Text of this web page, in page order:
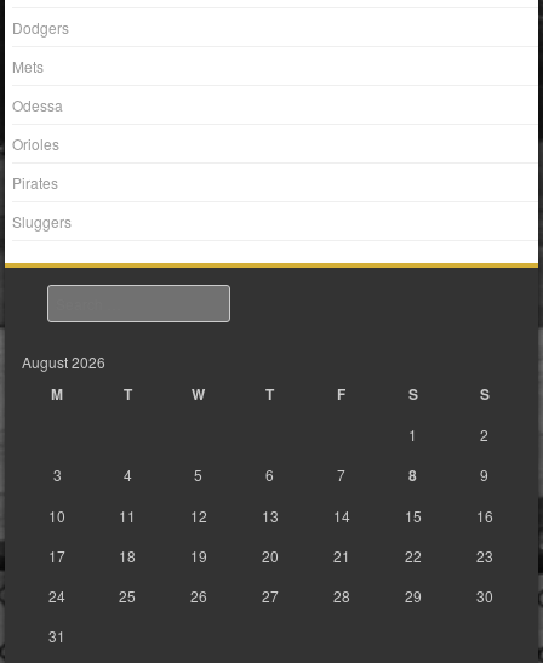
Dodgers
Mets
Odessa
Orioles
Pirates
Sluggers
August 2026
M T W T F S S
1
2
3
4 5 6 7 8
9
10
11 12 13 14 15
16
17
18 19 20 21 22
23
24
25 26 27 28 29
30
31